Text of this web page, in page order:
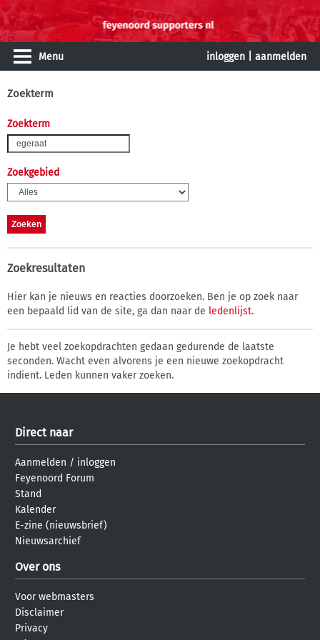
Menu inloggen aanmelden
Zoekterm
Zoekterm
Zoekgebied
Zoekresultaten
Hier kan je nieuws en reacties doorzoeken. Ben je op zoek naar
een bepaald lid van de site, ga dan naar de ledenlijst.
Je hebt veel zoekopdrachten gedaan gedurende de laatste
seconden. Wacht even alvorens je een nieuwe zoekopdracht
indient. Leden kunnen vaker zoeken.
Direct naar
Aanmelden / inloggen
Feyenoord Forum
Stand
Kalender
E-zine (nieuwsbrief)
Nieuwsarchief
Over ons
Voor webmasters
Disclaimer
Privacy